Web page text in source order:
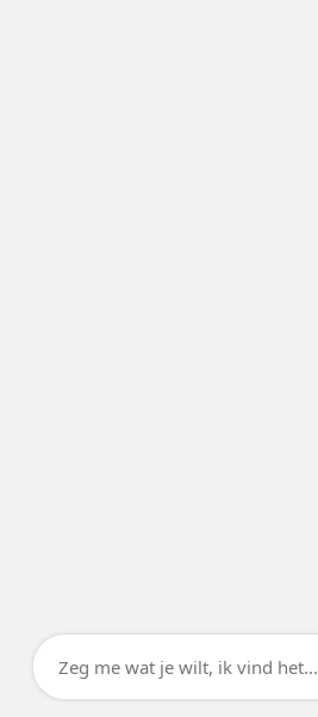
Zeg me wat je wilt, ik vind het...